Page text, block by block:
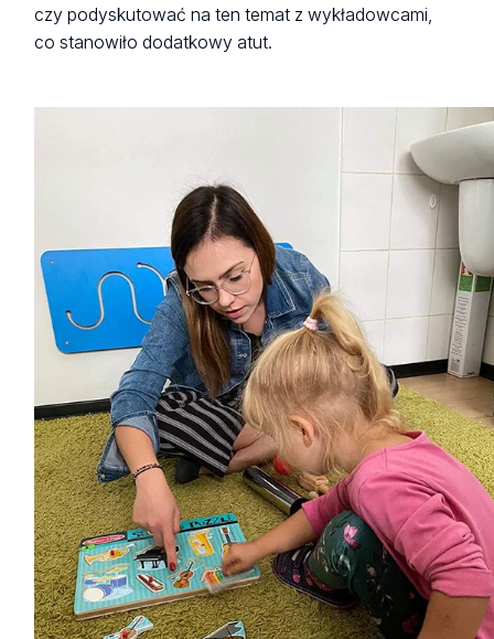
czy podyskutować na ten temat z wykładowcami,
co stanowiło dodatkowy atut.